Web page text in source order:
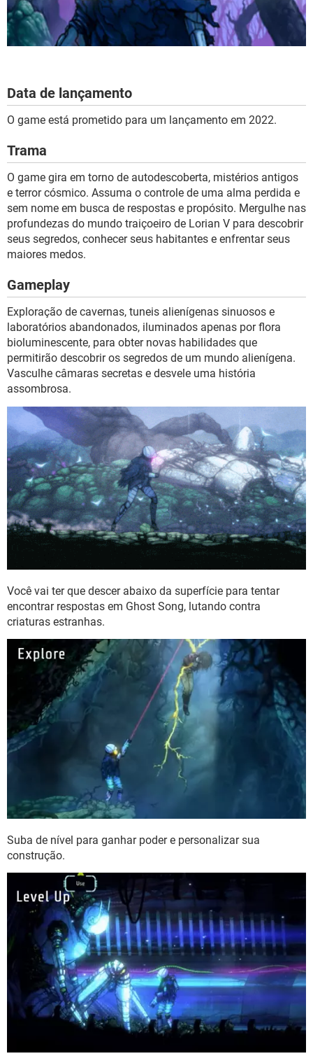
Data de lançamento
O game está prometido para um lançamento em 2022.
Trama
O game gira em torno de autodescoberta, mistérios antigos
e terror cósmico. Assuma o controle de uma alma perdida e
sem nome em busca de respostas e propósito. Mergulhe nas
profundezas do mundo traiçoeiro de Lorian V para descobrir
seus segredos, conhecer seus habitantes e enfrentar seus
maiores medos.
Gameplay
Exploração de cavernas, tuneis alienígenas sinuosos e
laboratórios abandonados, iluminados apenas por flora
bioluminescente, para obter novas habilidades que
permitirão descobrir os segredos de um mundo alienígena.
Vasculhe câmaras secretas e desvele uma história
assombrosa.
Você vai ter que descer abaixo da superfície para tentar
encontrar respostas em Ghost Song, lutando contra
criaturas estranhas.
Suba de nível para ganhar poder e personalizar sua
construção.